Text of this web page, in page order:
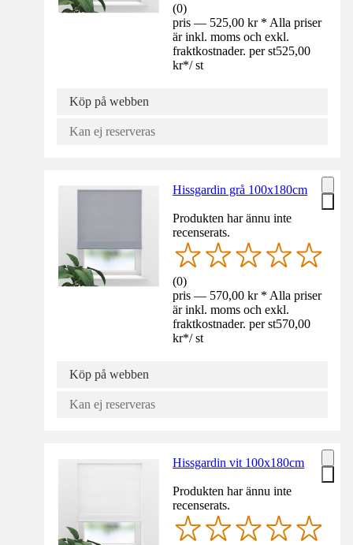
(0)
pris — 525,00 kr * Alla priser
är inkl. moms och exkl.
fraktkostnader. per st525,00
kr*/ st
Köp på webben
Kan ej reserveras
Hissgardin grå 100x180cm
Produkten har ännu inte
recenserats.
(0)
pris — 570,00 kr * Alla priser
är inkl. moms och exkl.
fraktkostnader. per st570,00
kr*/ st
Köp på webben
Kan ej reserveras
Hissgardin vit 100x180cm
Produkten har ännu inte
recenserats.